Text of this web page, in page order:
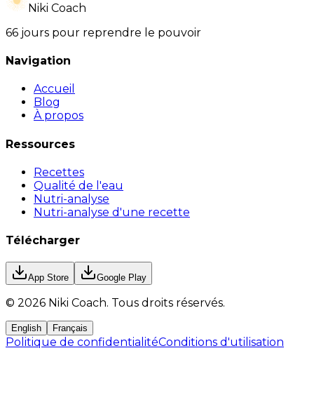
Niki Coach
66 jours pour reprendre le pouvoir
Navigation
Accueil
Blog
À propos
Ressources
Recettes
Qualité de l'eau
Nutri-analyse
Nutri-analyse d'une recette
Télécharger
App Store Google Play
© 2026 Niki Coach. Tous droits réservés.
English Français
Politique de confidentialitéConditions d'utilisation